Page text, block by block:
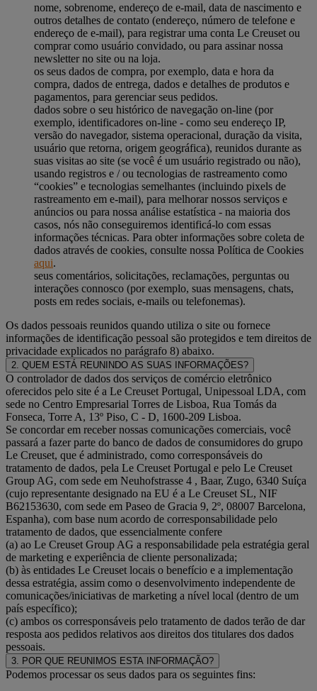
nome, sobrenome, endereço de e-mail, data de nascimento e
outros detalhes de contato (endereço, número de telefone e
endereço de e-mail), para registrar uma conta Le Creuset ou
comprar como usuário convidado, ou para assinar nossa
newsletter no site ou na loja.
os seus dados de compra, por exemplo, data e hora da
compra, dados de entrega, dados e detalhes de produtos e
pagamentos, para gerenciar seus pedidos.
dados sobre o seu histórico de navegação on-line (por
exemplo, identificadores on-line - como seu endereço IP,
versão do navegador, sistema operacional, duração da visita,
usuário que retorna, origem geográfica), reunidos durante as
suas visitas ao site (se você é um usuário registrado ou não),
usando registros e / ou tecnologias de rastreamento como
“cookies” e tecnologias semelhantes (incluindo pixels de
rastreamento em e-mail), para melhorar nossos serviços e
anúncios ou para nossa análise estatística - na maioria dos
casos, nós não conseguiremos identificá-lo com essas
informações técnicas. Para obter informações sobre coleta de
dados através de cookies, consulte nossa Política de Cookies
aqui.
seus comentários, solicitações, reclamações, perguntas ou
interações connosco (por exemplo, suas mensagens, chats,
posts em redes sociais, e-mails ou telefonemas).
Os dados pessoais reunidos quando utiliza o site ou fornece
informações de identificação pessoal são protegidos e tem direitos de
privacidade explicados no parágrafo 8) abaixo.
2. QUEM ESTÁ REUNINDO AS SUAS INFORMAÇÕES?
O controlador de dados dos serviços de comércio eletrônico
oferecidos pelo site é a Le Creuset Portugal, Unipessoal LDA, com
sede no Centro Empresarial Torres de Lisboa, Rua Tomás da
Fonseca, Torre A, 13º Piso, C - D, 1600-209 Lisboa.
Se concordar em receber nossas comunicações comerciais, você
passará a fazer parte do banco de dados de consumidores do grupo
Le Creuset, que é administrado, como corresponsáveis do
tratamento de dados, pela Le Creuset Portugal e pelo Le Creuset
Group AG, com sede em Neuhofstrasse 4 , Baar, Zugo, 6340 Suíça
(cujo representante designado na EU é a Le Creuset SL, NIF
B62153630, com sede em Paseo de Gracia 9, 2º, 08007 Barcelona,
Espanha), com base num acordo de corresponsabilidade pelo
tratamento de dados, que essencialmente confere
(a) ao Le Creuset Group AG a responsabilidade pela estratégia geral
de marketing e experiência de cliente personalizada;
(b) às entidades Le Creuset locais o benefício e a implementação
dessa estratégia, assim como o desenvolvimento independente de
comunicações/iniciativas de marketing a nível local (dentro de um
país específico);
(c) ambos os corresponsáveis pelo tratamento de dados terão de dar
resposta aos pedidos relativos aos direitos dos titulares dos dados
pessoais.
3. POR QUE REUNIMOS ESTA INFORMAÇÃO?
Podemos processar os seus dados para os seguintes fins: